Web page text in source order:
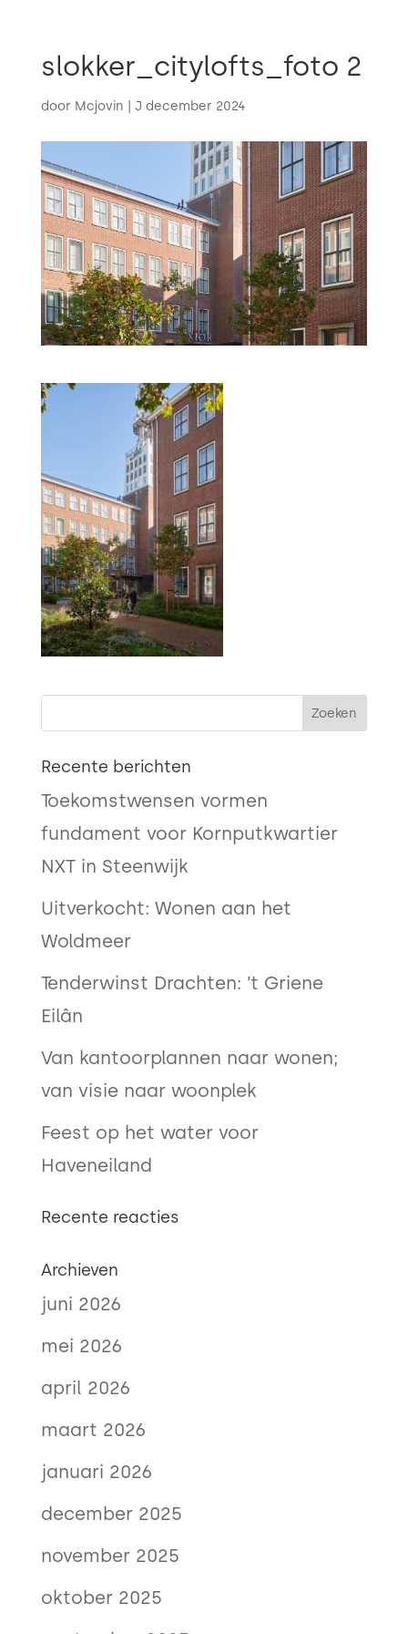
slokker_citylofts_foto 2
door Mcjovin J december 2024
Recente berichten
Toekomstwensen vormen
fundament voor Kornputkwartier
NXT in Steenwijk
Uitverkocht: Wonen aan het
Woldmeer
Tenderwinst Drachten: ’t Griene
Eilân
Van kantoorplannen naar wonen;
van visie naar woonplek
Feest op het water voor
Haveneiland
Recente reacties
Archieven
juni 2026
mei 2026
april 2026
maart 2026
januari 2026
december 2025
november 2025
oktober 2025